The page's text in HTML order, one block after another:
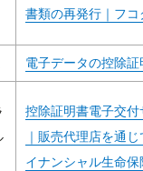
書類の再発行｜フ
電子データの控除証
控除証明書電子交付
｜販売代理店を通
イナンシャル生命